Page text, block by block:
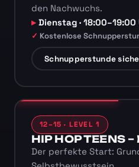
den Nachwuchs.
Dienstag · 18:00–19:00
Kostenlose
Schnupperstunde
12–15 · LEVEL 1
HIP HOP TEENS
Der perfekte Start: